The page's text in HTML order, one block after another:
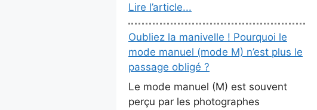
Lire l’article...
Oubliez la manivelle ! Pourquoi le
mode manuel (mode M) n’est plus le
passage obligé ?
Le mode manuel (M) est souvent
perçu par les photographes